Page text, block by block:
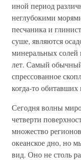
иной период
неглубокими
песчаника и
суше, являются
минеральных солей
лет. Самый
спрессованное
когда-то обитавших
Сегодня волны
четверти
множество
океанское дно, но
вид. Оно не столь